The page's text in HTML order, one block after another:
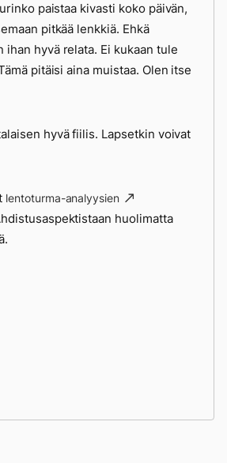
paistaa kivasti koko päivän,
pitkää lenkkiä. Ehkä
hyvä relata. Ei kukaan tule
pitäisi aina muistaa. Olen itse
hyvä fiilis. Lapsetkin voivat
lentoturma-analyysien
huolimatta